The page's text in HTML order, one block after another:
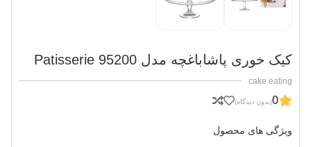
کیک خوری پاشاباغچه مدل Patisserie 95200
cake eating
0(بدون دیدگاه)
ویژگی های محصول